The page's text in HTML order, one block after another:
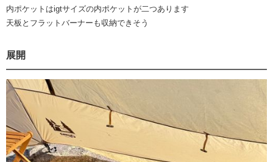
内ポケットはigtサイズの内ポケットが二つあります
天板とフラットバーナーも収納できそう
展開